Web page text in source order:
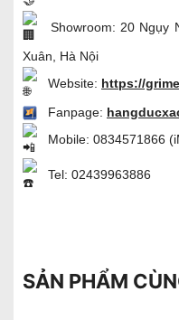
Showroom: 20 Ngụy
Xuân, Hà Nội
Website: https://
Fanpage:
Mobile: 0834571866
Tel: 02439963886
SẢN PHẨM